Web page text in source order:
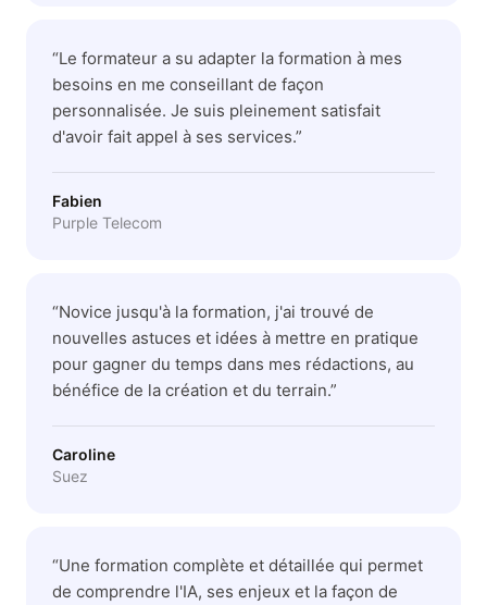
“Le formateur a su adapter la formation à mes
besoins en me conseillant de façon
personnalisée. Je suis pleinement satisfait
d'avoir fait appel à ses services.”
Fabien
Purple Telecom
“Novice jusqu'à la formation, j'ai trouvé de
nouvelles astuces et idées à mettre en pratique
pour gagner du temps dans mes rédactions, au
bénéfice de la création et du terrain.”
Caroline
Suez
“Une formation complète et détaillée qui permet
de comprendre l'IA, ses enjeux et la façon de